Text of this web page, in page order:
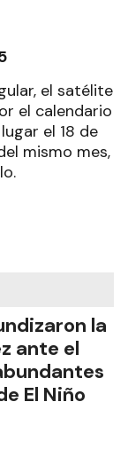
el satélite
el calendario
el 18 de
mismo mes,
la
ante el
El Niño